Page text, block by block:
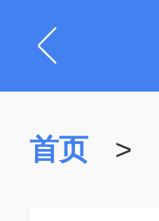
首页 >